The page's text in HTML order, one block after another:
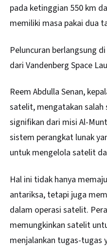
pada ketinggian 550 km
memiliki masa pakai dua
Peluncuran berlangsung
dari Vandenberg Space
Reem Abdulla Senan,
satelit, mengatakan salah
signifikan dari misi Al-
sistem perangkat lunak
untuk mengelola satelit
Hal ini tidak hanya
antariksa, tetapi juga
dalam operasi satelit.
memungkinkan satelit
menjalankan tugas-tugas